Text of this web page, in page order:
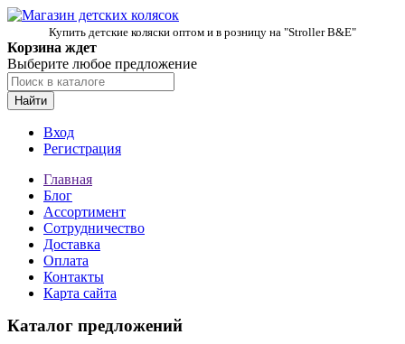
Купить детские коляски оптом и в розницу на "Stroller B&E"
Корзина ждет
Выберите любое предложение
Найти
Вход
Регистрация
Главная
Блог
Ассортимент
Сотрудничество
Доставка
Оплата
Контакты
Карта сайта
Каталог предложений